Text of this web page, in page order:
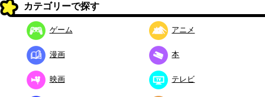
カテゴリーで探す
ゲーム アニメ
漫画 本
映画 テレビ